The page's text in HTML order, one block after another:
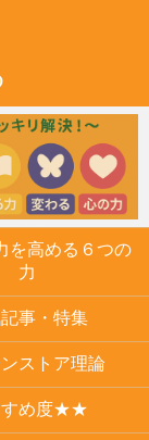
を高める６つの
力
事・特集
ストア理論
すめ度★★